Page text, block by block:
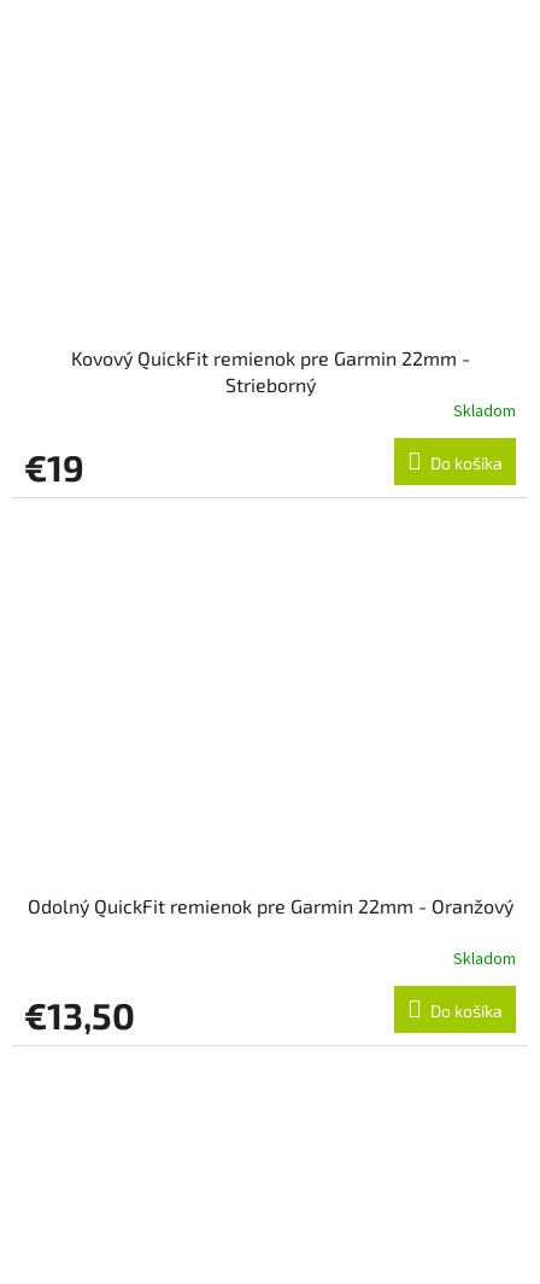
Kovový QuickFit remienok pre Garmin 22mm -
Strieborný
Skladom
€19 Do košíka
Odolný QuickFit remienok pre Garmin 22mm - Oranžový
Skladom
€13,50 Do košíka